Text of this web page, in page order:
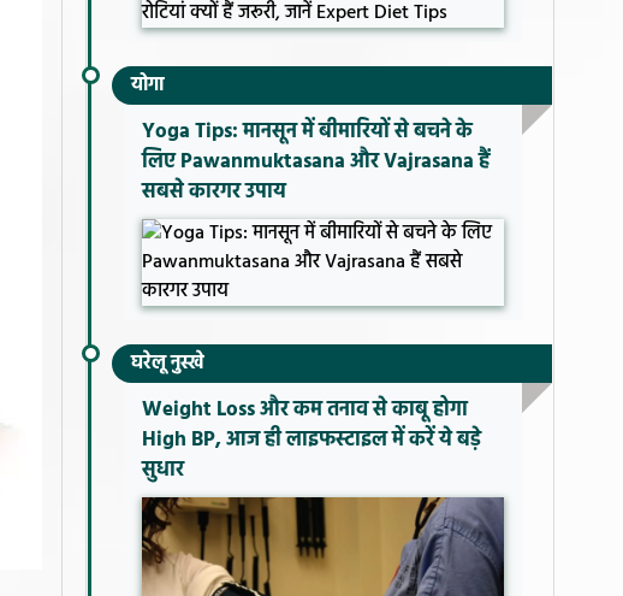
योगा
Yoga Tips: मानसून में बीमारियों से बचने के
लिए Pawanmuktasana और Vajrasana हैं
सबसे कारगर उपाय
घरेलू नुस्खे
Weight Loss और कम तनाव से काबू होगा
High BP, आज ही लाइफस्टाइल में करें ये बड़े
सुधार